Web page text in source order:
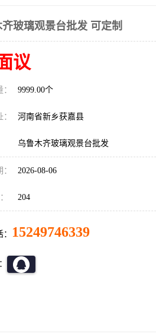
齐玻璃观景台批发 可定制
议
9999.00个
河南省新乡获嘉县
乌鲁木齐玻璃观景台批发
2026-08-06
204
15249746339